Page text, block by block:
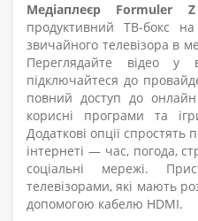
Медіаплеєр Formuler
продуктивний ТВ-бокс
звичайного телевізора в
Переглядайте відео у
підключайтеся до
повний доступ до онлайн
корисні програми та
Додаткові опції спростять
інтернеті — час, погода,
соціальні мережі.
телевізорами, які мають
допомогою кабелю HDMI.